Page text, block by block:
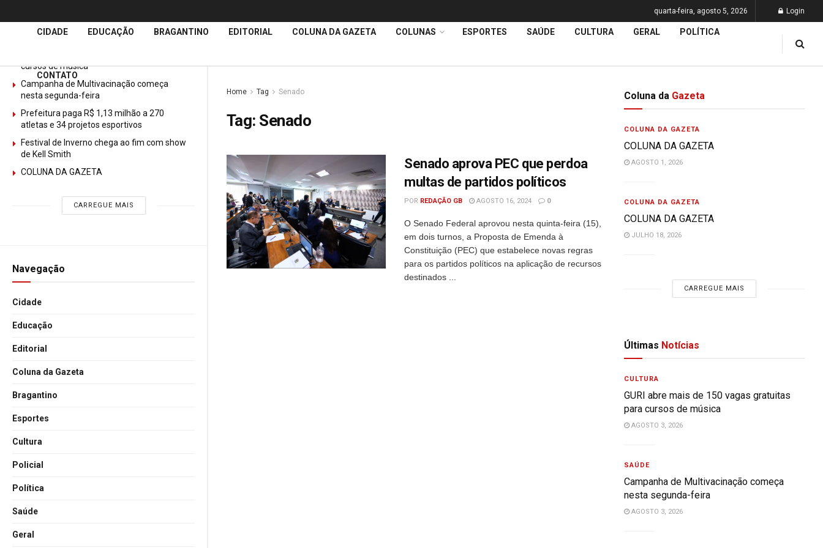
ÚltimasNotícias
cursos de música
Campanha de Multivacinação começa
nesta segunda-feira
Prefeitura paga R$ 1,13 milhão a 270
atletas e 34 projetos esportivos
Festival de Inverno chega ao fim com show
de Kell Smith
COLUNA DA GAZETA
CARREGUE MAIS
Navegação
Cidade
Educação
Editorial
Coluna da Gazeta
Bragantino
Esportes
Cultura
Policial
Política
Saúde
Geral
quarta-feira, agosto 5, 2026 Login
CIDADE EDUCAÇÃO BRAGANTINO EDITORIAL COLUNA DA GAZETA COLUNAS ESPORTES SAÚDE CULTURA GERAL POLÍTICA
CONTATO
Home Tag Senado
Tag: Senado
Senado aprova PEC que perdoa
multas de partidos políticos
POR REDAÇÃO GB AGOSTO 16, 2024 0
O Senado Federal aprovou nesta quinta-feira (15),
em dois turnos, a Proposta de Emenda à
Constituição (PEC) que estabelece novas regras
para os partidos políticos na aplicação de recursos
destinados ...
Coluna da Gazeta
COLUNA DA GAZETA
COLUNA DA GAZETA
AGOSTO 1, 2026
COLUNA DA GAZETA
COLUNA DA GAZETA
JULHO 18, 2026
CARREGUE MAIS
Últimas Notícias
CULTURA
GURI abre mais de 150 vagas gratuitas
para cursos de música
AGOSTO 3, 2026
SAÚDE
Campanha de Multivacinação começa
nesta segunda-feira
AGOSTO 3, 2026